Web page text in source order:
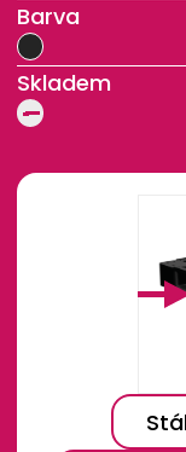
Barva
Skladem